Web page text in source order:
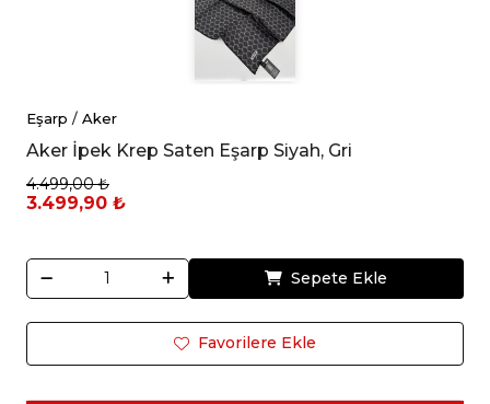
Eşarp / Aker
Aker İpek Krep Saten Eşarp Siyah, Gri
4.499,00 ₺
3.499,90 ₺
Sepete Ekle
Favorilere Ekle